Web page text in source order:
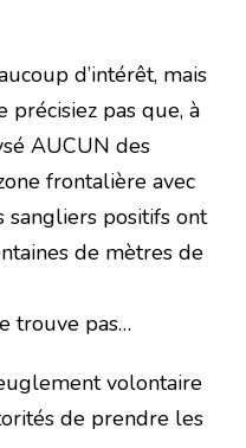
d’intérêt, mais
précisiez pas que, à
AUCUN des
frontalière avec
sangliers positifs ont
de mètres de
trouve pas…
volontaire
de prendre les